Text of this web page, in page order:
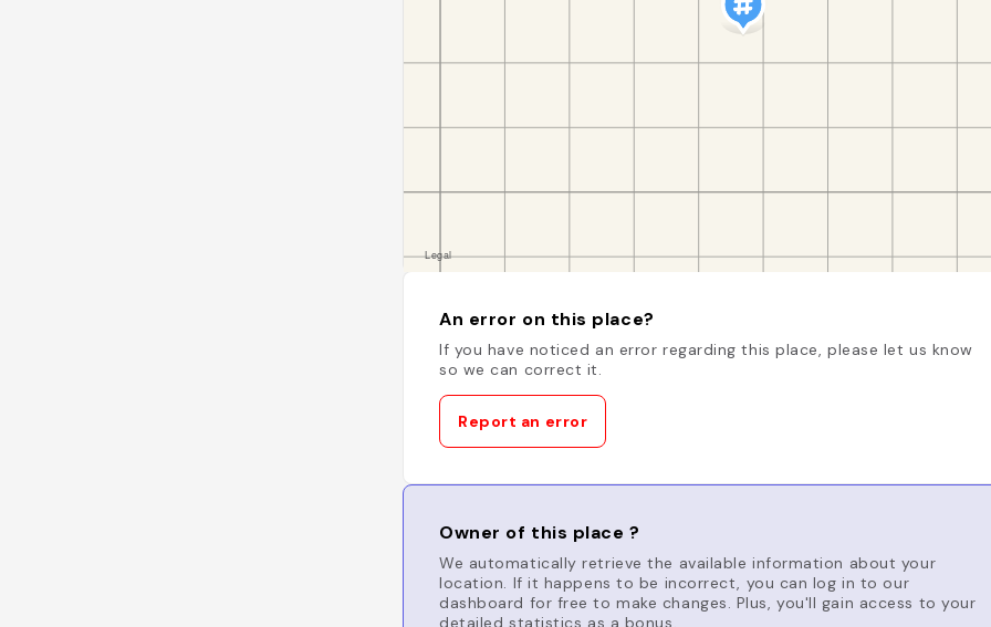
An error on this place?
If you have noticed an error regarding this place, please let us know
so we can correct it.
Report an error
Owner of this place ?
We automatically retrieve the available information about your
location. If it happens to be incorrect, you can log in to our
dashboard for free to make changes. Plus, you'll gain access to your
detailed statistics as a bonus.